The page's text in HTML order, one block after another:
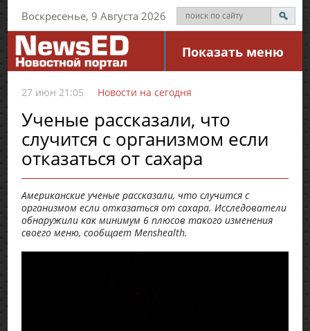
Воскресенье, 9 Августа 2026
Показать меню
27 июн 21:05 Новости на сегодня
Ученые рассказали, что
случится с организмом если
отказаться от сахара
Американские ученые рассказали, что случится с
организмом если отказаться от сахара. Исследователи
обнаружили как минимум 6 плюсов такого изменения
своего меню, сообщает Menshealth.